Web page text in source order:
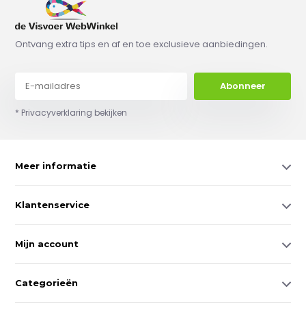
Ontvang extra tips en af en toe exclusieve aanbiedingen.
Abonneer
* Privacyverklaring bekijken
Meer informatie
Klantenservice
Mijn account
Categorieën